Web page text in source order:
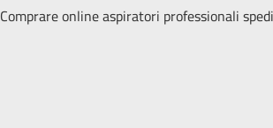
Comprare online aspiratori professionali